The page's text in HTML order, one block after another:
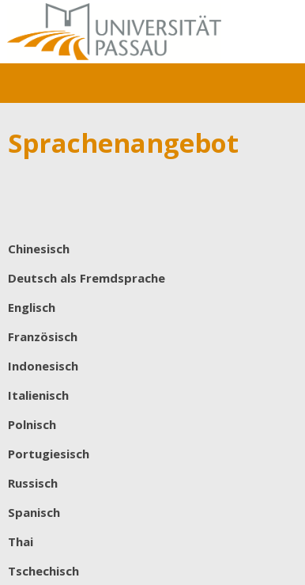
Sprachenangebot
Chinesisch
Deutsch als Fremdsprache
Englisch
Französisch
Indonesisch
Italienisch
Polnisch
Portugiesisch
Russisch
Spanisch
Thai
Tschechisch